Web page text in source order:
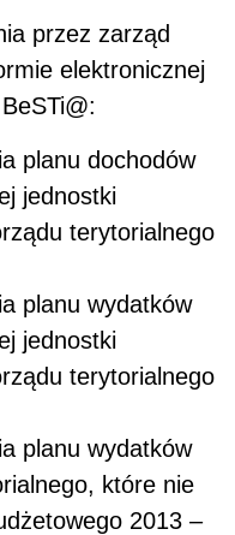
przez zarząd
elektronicznej
planu dochodów
jednostki
terytorialnego
planu wydatków
jednostki
terytorialnego
planu wydatków
które nie
2013 –